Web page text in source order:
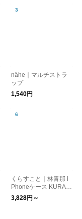
nähe｜マルチストラ
ップ
1,540円
くらすこと｜林青那 i
Phoneケース KURAS
UKOTO グレー【受注
生産・同梱不可】
3,828円～